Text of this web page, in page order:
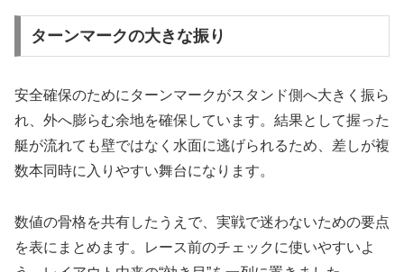
ターンマークの大きな振り
安全確保のためにターンマークがスタンド側へ大きく振ら
れ、外へ膨らむ余地を確保しています。結果として握った
艇が流れても壁ではなく水面に逃げられるため、差しが複
数本同時に入りやすい舞台になります。
数値の骨格を共有したうえで、実戦で迷わないための要点
を表にまとめます。レース前のチェックに使いやすいよ